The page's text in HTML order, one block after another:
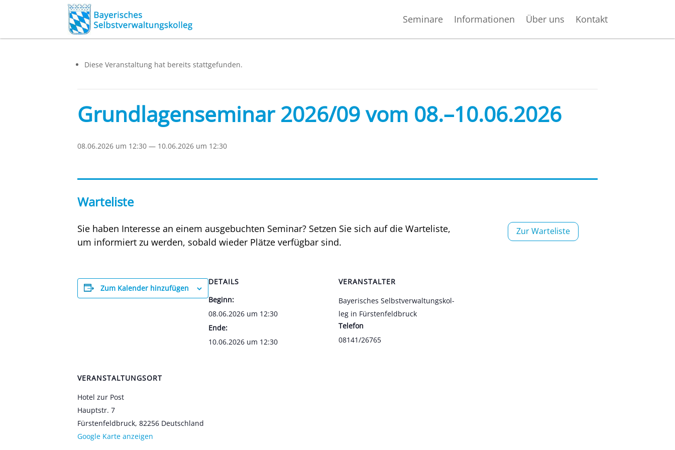
Seminare Informationen Über uns Kontakt
Die­se Ver­an­stal­tung hat bereits statt­ge­fun­den.
Grundlagenseminar 2026/09 vom 08.–10.06.2026
08.06.2026 um 12:30 — 10.06.2026 um 12:30
Warteliste
Sie haben Inter­es­se an einem aus­ge­buch­ten Semi­nar? Set­zen Sie sich auf die War­te­lis­te,
um infor­miert zu wer­den, sobald wie­der Plät­ze ver­füg­bar sind.
Zur War­te­lis­te
Zum Kalender hinzufügen
DETAILS
Beginn:
08.06.2026 um 12:30
Ende:
10.06.2026 um 12:30
VERANSTALTER
Baye­ri­sches Selbst­ver­wal­tungs­kol­
leg in Fürs­ten­feld­bruck
Tele­fon
08141/26765
VERANSTALTUNGSORT
Hotel zur Post
Haupt­str. 7
Fürs­ten­feld­bruck, 82256 Deutsch­land
Goog­le Kar­te anzei­gen